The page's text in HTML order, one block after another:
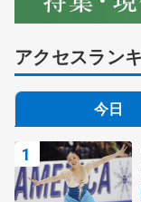
アクセスラン
今日